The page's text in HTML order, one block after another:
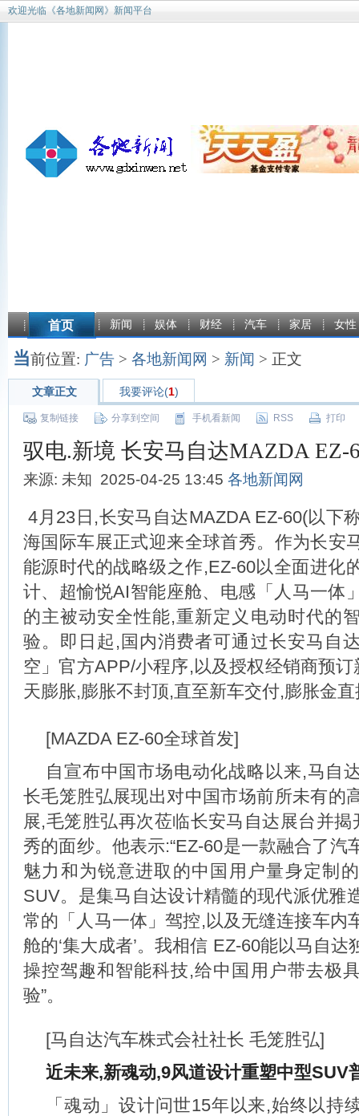
欢迎光临《各地新闻网》新闻平台
首页 新闻 娱体 财经 汽车 家居 女性
当前位置: 广告 > 各地新闻网 > 新闻 > 正文
文章正文 我要评论(1)
复制链接 分享到空间 手机看新闻 RSS 打印
驭电.新境 长安马自达MAZDA EZ-
来源: 未知 2025-04-25 13:45 各地新闻网
4月23日,长安马自达MAZDA EZ-60(以下
海国际车展正式迎来全球首秀。作为长安
能源时代的战略级之作,EZ-60以全面进化
计、超愉悦AI智能座舱、电感「人马一体
的主被动安全性能,重新定义电动时代的
验。即日起,国内消费者可通过长安马自
空」官方APP/小程序,以及授权经销商预
天膨胀,膨胀不封顶,直至新车交付,膨胀金
[MAZDA EZ-60全球首发]
自宣布中国市场电动化战略以来,马自
长毛笼胜弘展现出对中国市场前所未有的
展,毛笼胜弘再次莅临长安马自达展台并揭
秀的面纱。他表示:“EZ-60是一款融合了汽
魅力和为锐意进取的中国用户量身定制
SUV。是集马自达设计精髓的现代派优雅
常的「人马一体」驾控,以及无缝连接车内
舱的‘集大成者’。我相信 EZ-60能以马自达
操控驾趣和智能科技,给中国用户带去极
验”。
[马自达汽车株式会社社长 毛笼胜弘]
近未来,新魂动,9风道设计重塑中型SUV
「魂动」设计问世15年以来,始终以持